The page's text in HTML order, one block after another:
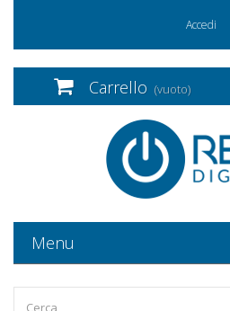
Accedi
Carrello (vuoto)
Menu